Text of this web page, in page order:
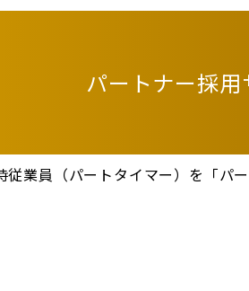
パートナー採用
業員（パートタイマー）を「パ